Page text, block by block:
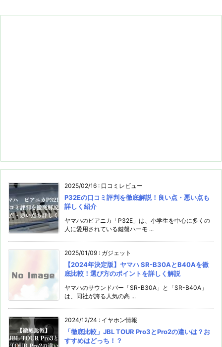
2025/02/16 : 口コミレビュー
P32Eの口コミ評判を徹底解説！良い点・悪い点も
詳しく紹介
ヤマハのピアニカ「P32E」は、小学生を中心に多くの
人に愛用されている鍵盤ハーモ ...
2025/01/09 : ガジェット
【2024年決定版】ヤマハ SR-B30AとB40Aを徹
底比較！選び方のポイントを詳しく解説
ヤマハのサウンドバー「SR-B30A」と「SR-B40A」
は、同社が誇る人気の高 ...
2024/12/24 : イヤホン情報
「徹底⽐較」JBL TOUR Pro3とPro2の違いは？お
すすめはどっち！？